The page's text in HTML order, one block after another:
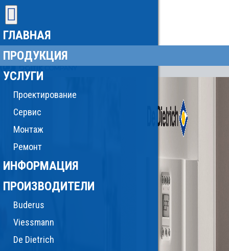
ГЛАВНАЯ
ПРОДУКЦИЯ
УСЛУГИ
Проектирование
Сервис
Монтаж
Ремонт
ИНФОРМАЦИЯ
ПРОИЗВОДИТЕЛИ
Buderus
Viessmann
De Dietrich